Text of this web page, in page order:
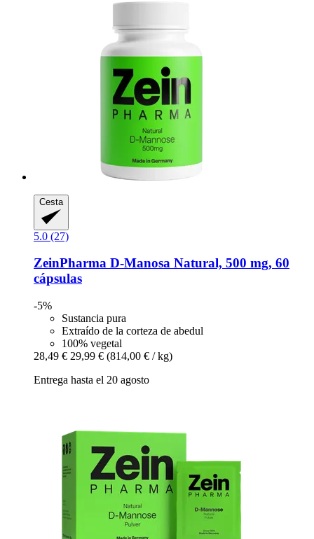
Cesta
5.0 (27)
ZeinPharma D-​Manosa Natural, 500 mg, 60
cápsulas
-5%
Sustancia pura
Extraído de la corteza de abedul
100% vegetal
28,49 € 29,99 € (814,00 € / kg)
Entrega hasta el 20 agosto